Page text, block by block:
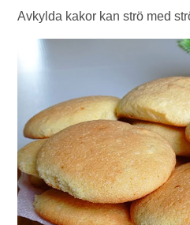
Avkylda kakor kan strö med